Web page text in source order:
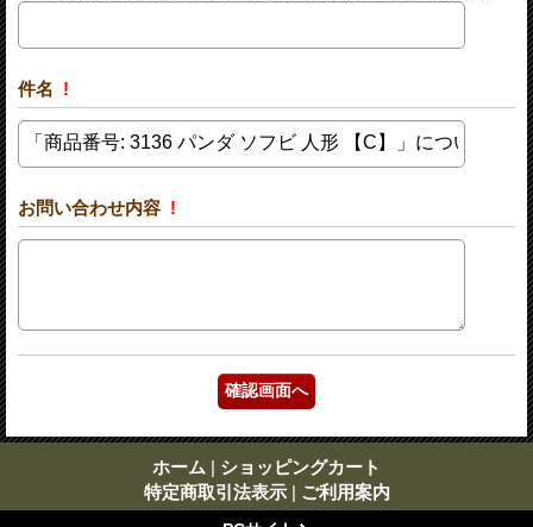
件名 !
お問い合わせ内容 !
ホーム | ショッピングカート
特定商取引法表示 | ご利用案内